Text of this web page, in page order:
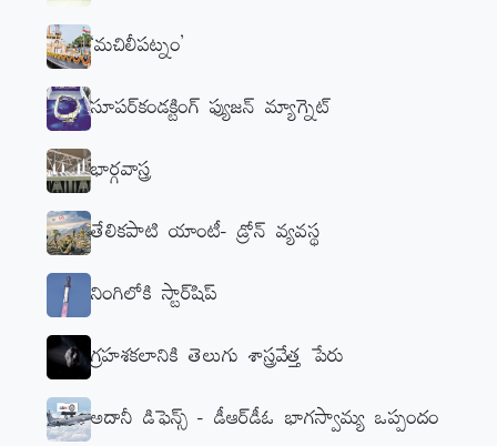
‘మచిలీపట్నం’
సూపర్‌కండక్టింగ్‌ ఫ్యుజన్‌ మ్యాగ్నెట్‌
భార్గవాస్త్ర
తేలికపాటి యాంటీ- డ్రోన్‌ వ్యవస్థ
నింగిలోకి స్టార్‌షిప్‌
గ్రహశకలానికి తెలుగు శాస్త్రవేత్త పేరు
అదానీ డిఫెన్స్‌ - డీఆర్‌డీఓ భాగస్వామ్య ఒప్పందం